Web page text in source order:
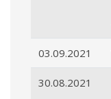
03.09.2021
30.08.2021